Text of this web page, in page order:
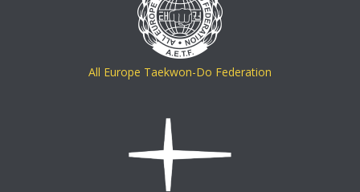
All Europe Taekwon-Do Federation